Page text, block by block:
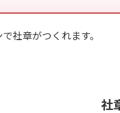
社章がつくれます。
社